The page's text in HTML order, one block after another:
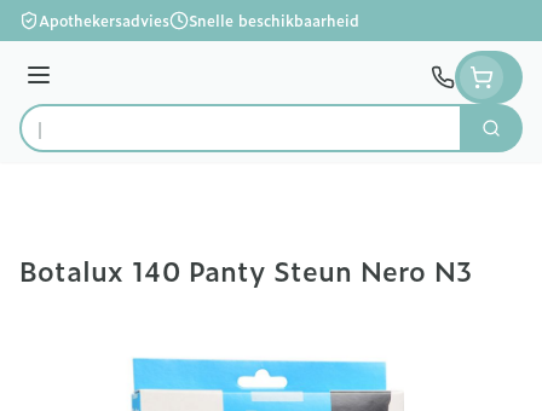
Ga naar de inhoud
Apothekersadvies Snelle beschikbaarheid
Menu
Product, merk, categorie...
Zoek
Botalux 140 Panty Steun Nero N3